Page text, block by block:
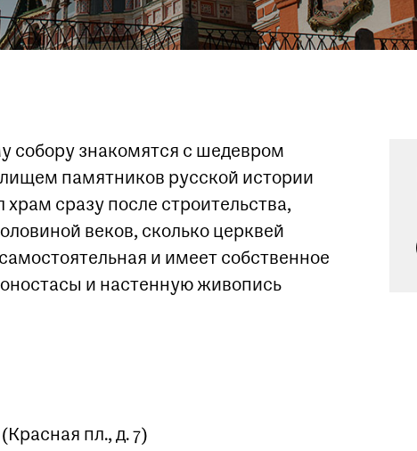
собору знакомятся с шедевром
памятников русской истории
сразу после строительства,
веков, сколько церквей
и имеет собственное
и настенную живопись
пл., д. 7)